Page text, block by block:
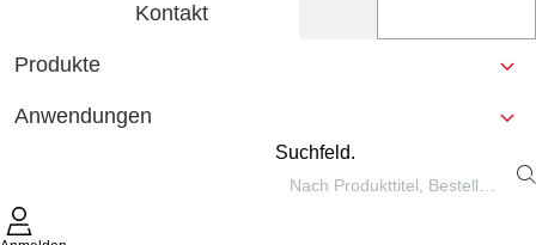
Kontakt
Produkte
Anwendungen
Suchfeld.